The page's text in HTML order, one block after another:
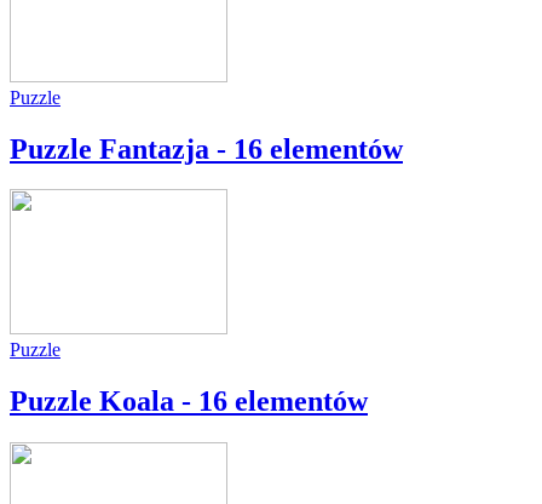
Puzzle
Puzzle Fantazja - 16 elementów
Puzzle
Puzzle Koala - 16 elementów